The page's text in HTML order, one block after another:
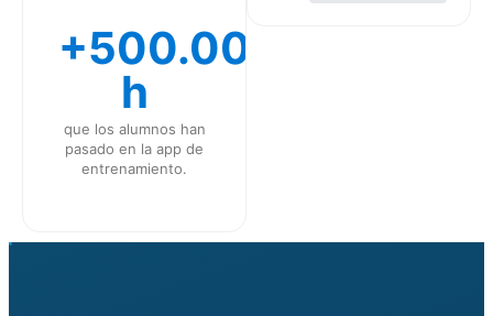
+500.000
h
que los alumnos han
pasado en la app de
entrenamiento.